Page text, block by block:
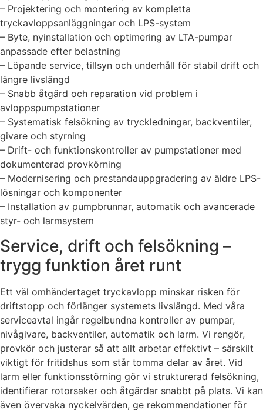
– Projektering och montering av kompletta
tryckavloppsanläggningar och LPS-system
– Byte, nyinstallation och optimering av LTA-pumpar
anpassade efter belastning
– Löpande service, tillsyn och underhåll för stabil drift och
längre livslängd
– Snabb åtgärd och reparation vid problem i
avloppspumpstationer
– Systematisk felsökning av tryckledningar, backventiler,
givare och styrning
– Drift- och funktionskontroller av pumpstationer med
dokumenterad provkörning
– Modernisering och prestandauppgradering av äldre LPS-
lösningar och komponenter
– Installation av pumpbrunnar, automatik och avancerade
styr- och larmsystem
Service, drift och felsökning –
trygg funktion året runt
Ett väl omhändertaget tryckavlopp minskar risken för
driftstopp och förlänger systemets livslängd. Med våra
serviceavtal ingår regelbundna kontroller av pumpar,
nivågivare, backventiler, automatik och larm. Vi rengör,
provkör och justerar så att allt arbetar effektivt – särskilt
viktigt för fritidshus som står tomma delar av året. Vid
larm eller funktionsstörning gör vi strukturerad felsökning,
identifierar rotorsaker och åtgärdar snabbt på plats. Vi kan
även övervaka nyckelvärden, ge rekommendationer för